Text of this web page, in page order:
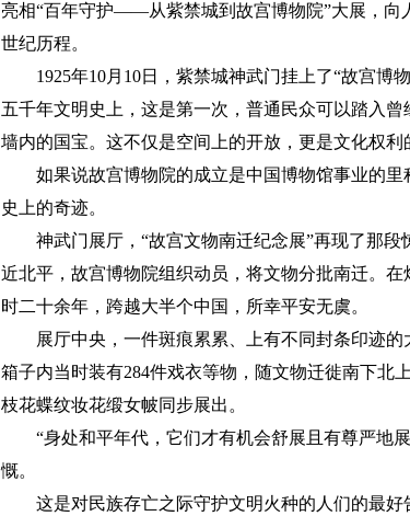
亮相“百年守护——从紫禁城到故宫博物院”大展，向
世纪历程。
1925年10月10日，紫禁城神武门挂上了“故宫博
五千年文明史上，这是第一次，普通民众可以踏入
墙内的国宝。这不仅是空间上的开放，更是文化权利
如果说故宫博物院的成立是中国博物馆事业的里
史上的奇迹。
神武门展厅，“故宫文物南迁纪念展”再现了那段
近北平，故宫博物院组织动员，将文物分批南迁。
时二十余年，跨越大半个中国，所幸平安无虞。
展厅中央，一件斑痕累累、上有不同封条印迹的
箱子内当时装有284件戏衣等物，随文物迁徙南下北
枝花蝶纹妆花缎女帔同步展出。
“身处和平年代，它们才有机会舒展且有尊严地展
慨。
这是对民族存亡之际守护文明火种的人们的最好